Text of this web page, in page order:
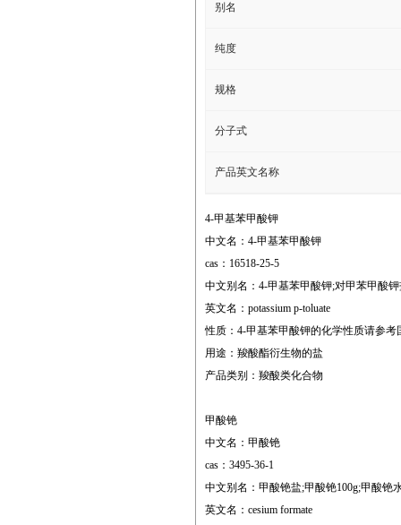
别名
纯度
规格
分子式
产品英文名称
4-甲基苯甲酸钾
中文名：4-甲基苯甲酸钾
cas：16518-25-5
中文别名：4-甲基苯甲酸钾;对甲苯甲酸
英文名：potassium p-toluate
性质：4-甲基苯甲酸钾的化学性质请参
用途：羧酸酯衍生物的盐
产品类别：羧酸类化合物
甲酸铯
中文名：甲酸铯
cas：3495-36-1
中文别名：甲酸铯盐;甲酸铯100g;甲酸铯
英文名：cesium formate